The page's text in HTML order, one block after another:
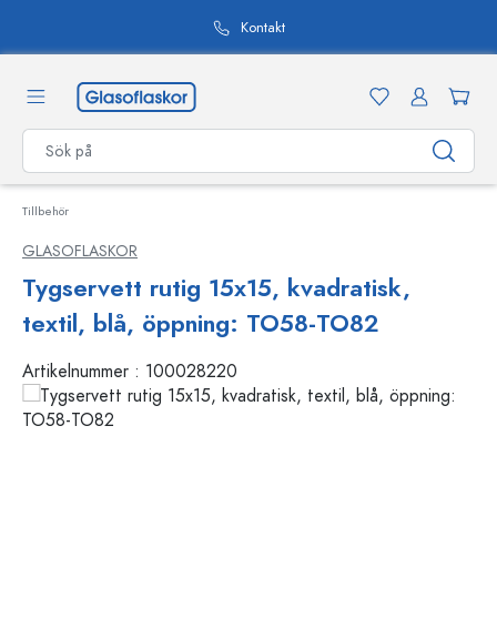
Kontakt
Tillbehör
GLASOFLASKOR
Tygservett rutig 15x15, kvadratisk,
textil, blå, öppning: TO58-TO82
Artikelnummer : 100028220